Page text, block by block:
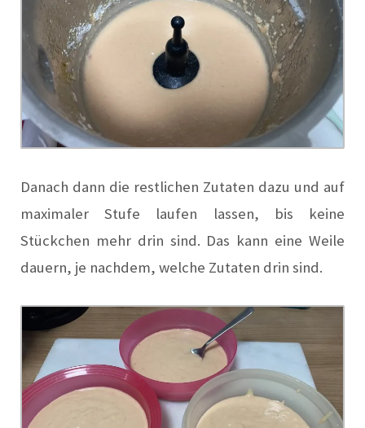
Danach dann die restlichen Zutaten dazu und auf
maximaler Stufe laufen lassen, bis keine
Stückchen mehr drin sind. Das kann eine Weile
dauern, je nachdem, welche Zutaten drin sind.